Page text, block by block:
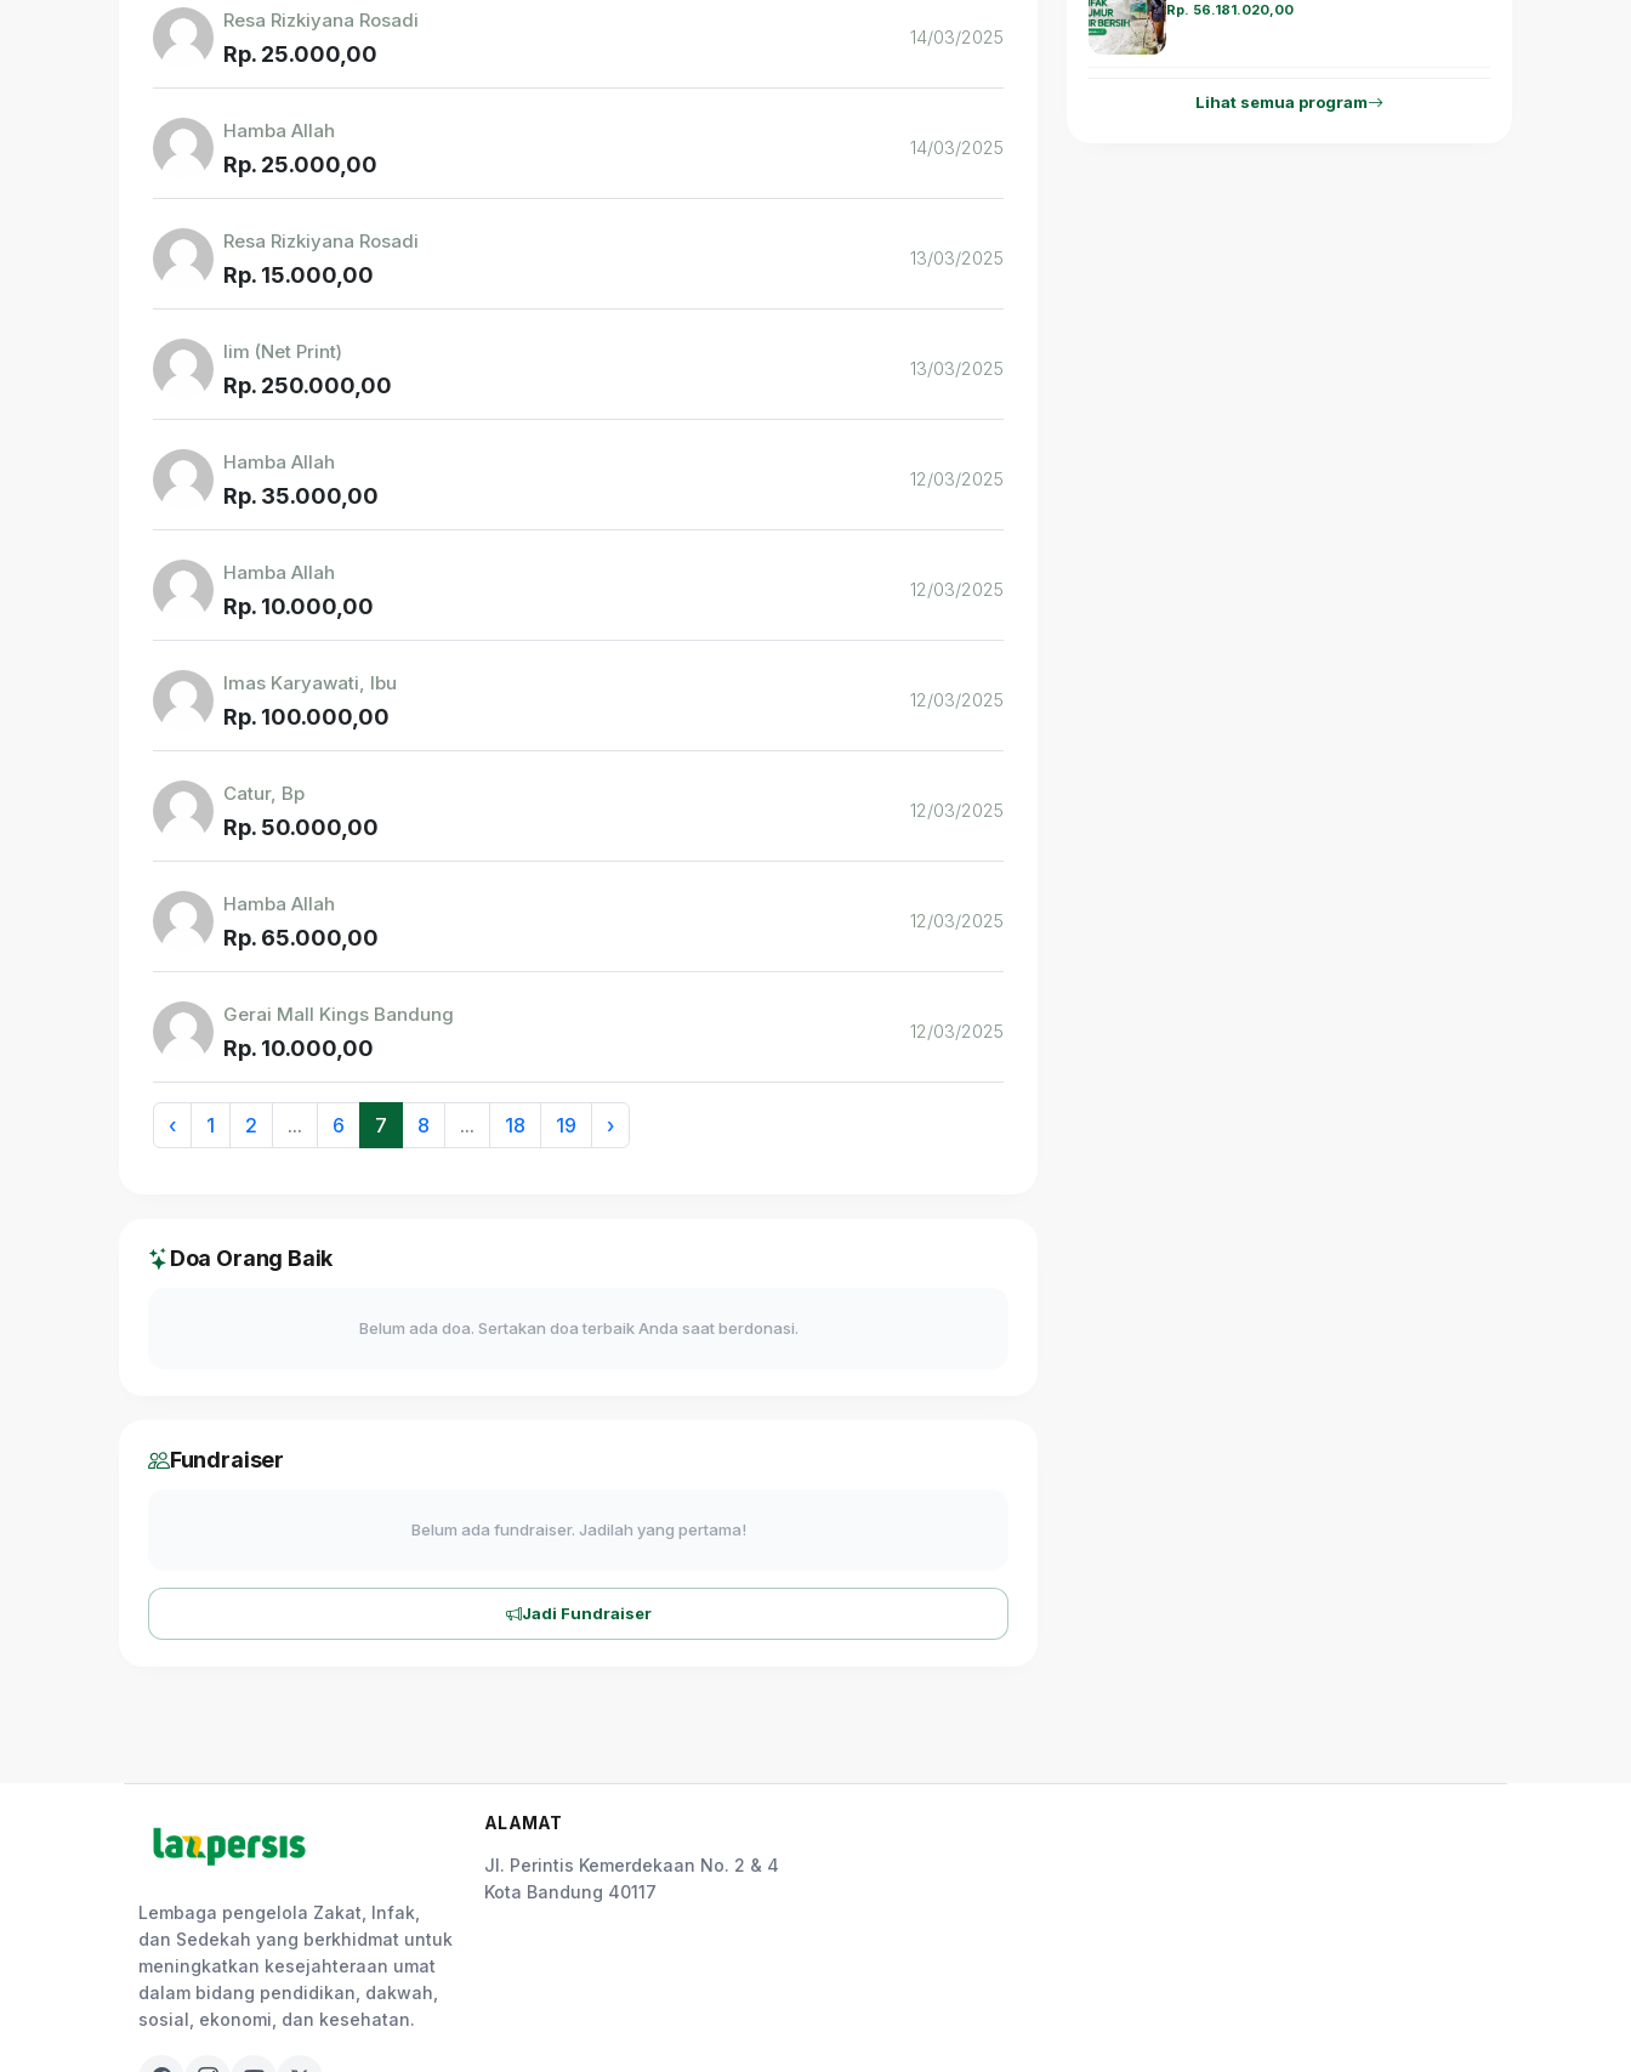
Resa Rizkiyana Rosadi
Rp. 25.000,00
14/03/2025
Hamba Allah
Rp. 25.000,00
14/03/2025
Resa Rizkiyana Rosadi
Rp. 15.000,00
13/03/2025
Iim (Net Print)
Rp. 250.000,00
13/03/2025
Hamba Allah
Rp. 35.000,00
12/03/2025
Hamba Allah
Rp. 10.000,00
12/03/2025
Imas Karyawati, Ibu
Rp. 100.000,00
12/03/2025
Catur, Bp
Rp. 50.000,00
12/03/2025
Hamba Allah
Rp. 65.000,00
12/03/2025
Gerai Mall Kings Bandung
Rp. 10.000,00
12/03/2025
‹ 1 2 ... 6 7 8 ... 18 19 ›
Doa Orang Baik
Belum ada doa. Sertakan doa terbaik Anda saat berdonasi.
Fundraiser
Belum ada fundraiser. Jadilah yang pertama!
Jadi Fundraiser
Rp. 56.181.020,00
Lihat semua program
Lembaga pengelola Zakat, Infak,
dan Sedekah yang berkhidmat untuk
meningkatkan kesejahteraan umat
dalam bidang pendidikan, dakwah,
sosial, ekonomi, dan kesehatan.
ALAMAT
Jl. Perintis Kemerdekaan No. 2 & 4
Kota Bandung 40117